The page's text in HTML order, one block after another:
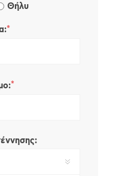
Θήλυ
*
*